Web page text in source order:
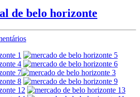
de belo horizonte